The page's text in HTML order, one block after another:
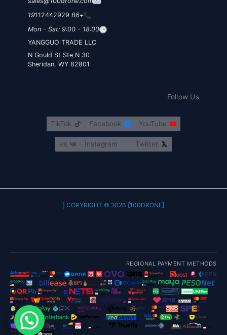
+86 19
112442929
Mon - Sat: 9:00 - 18:00
YANGGUO TRADE LLC
30 N Gould St Ste N
Sheridan, WY 82801
Follow Us
YouTube
Facebook
TikTok
Twitter
Instagram
vk
COPYRIGHT © 2026 [100DRONE] |
REGIONAL PAYMENT METHODS